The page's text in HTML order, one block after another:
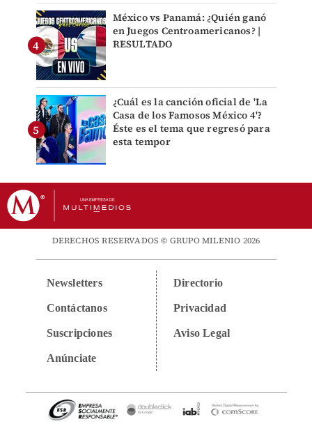
México vs Panamá: ¿Quién ganó
en Juegos Centroamericanos? |
RESULTADO
¿Cuál es la canción oficial de 'La
Casa de los Famosos México 4'?
Éste es el tema que regresó para
esta tempor
DERECHOS RESERVADOS © GRUPO MILENIO 2026
Newsletters
Contáctanos
Suscripciones
Anúnciate
Directorio
Privacidad
Aviso Legal